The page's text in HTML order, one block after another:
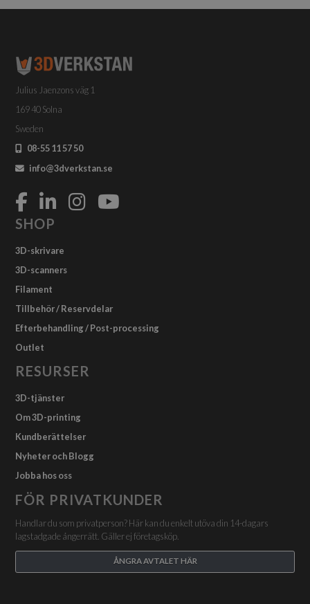
kan
på
produktsidan
Julius Jaenzons väg 1
169 40 Solna
Sweden
08-55 11 57 50
info@3dverkstan.se
SHOP
3D-skrivare
3D-scanners
Filament
Tillbehör / Reservdelar
Efterbehandling / Post-processing
Outlet
RESURSER
3D-tjänster
Om 3D-printing
Kundberättelser
Nyheter och Blogg
Jobba hos oss
FÖR PRIVATKUNDER
Handlar du som privatperson? Här kan du enkelt utöva din 14-dagars
lagstadgade ångerrätt. Gäller ej företagsköp.
ÅNGRA AVTALET HÄR